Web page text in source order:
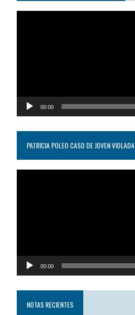
00:00
PATRICIA POLEO CASO DE JOVEN VIOLADA
00:00
NOTAS RECIENTES